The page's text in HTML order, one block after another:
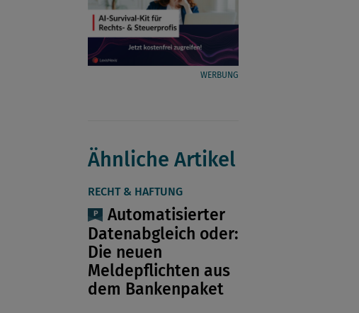
WERBUNG
Ähnliche Artikel
RECHT & HAFTUNG
Automatisierter
Datenabgleich oder:
Die neuen
Meldepflichten aus
dem Bankenpaket